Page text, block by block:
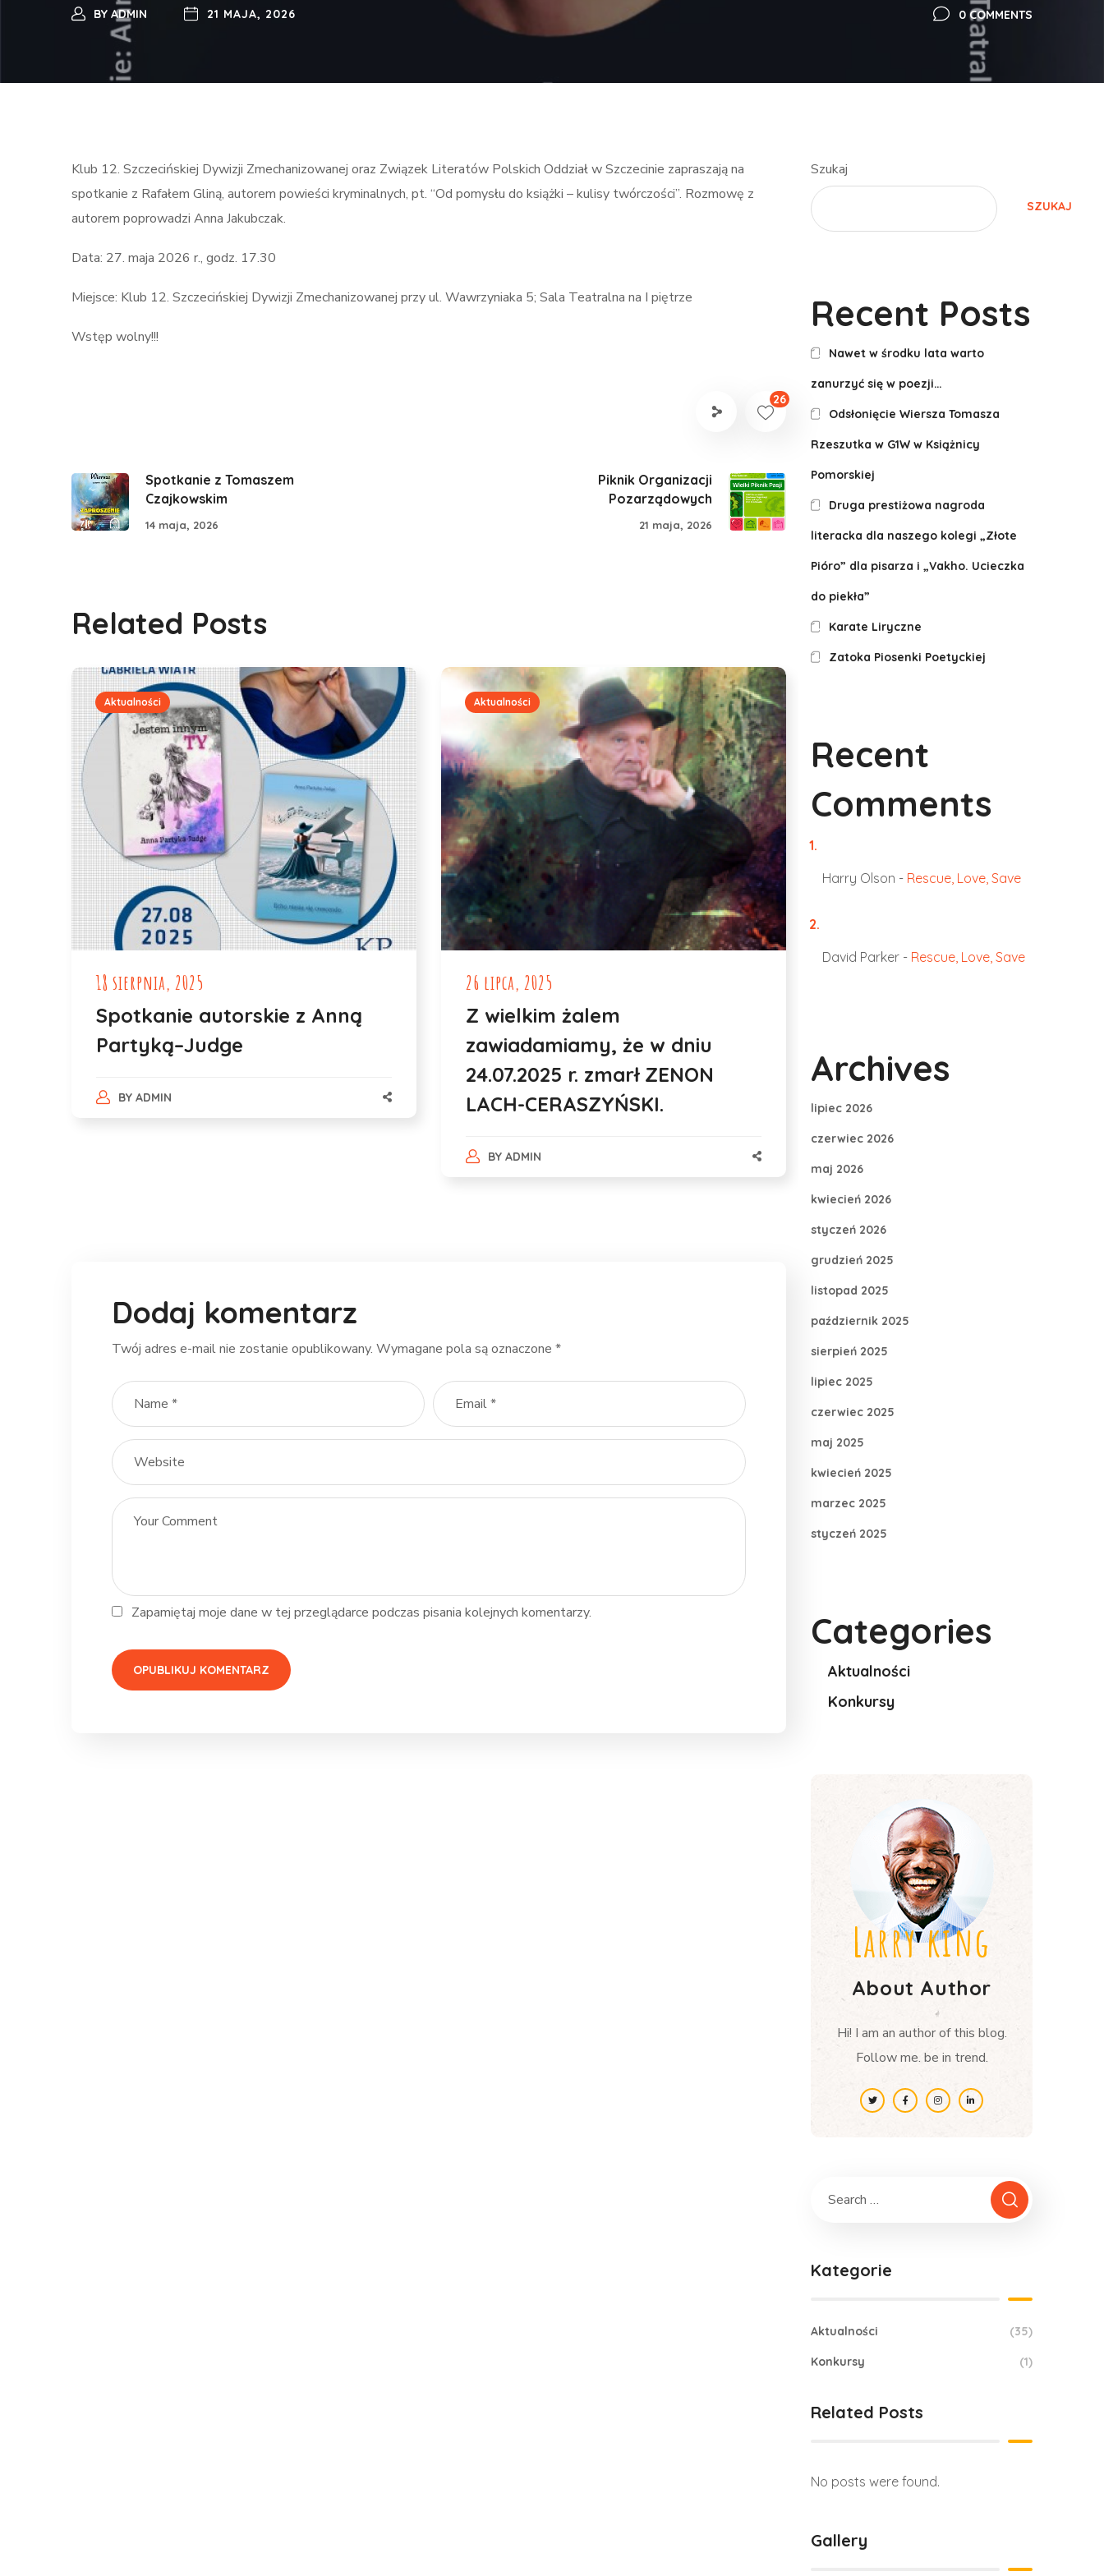
BY ADMIN 21 MAJA, 2026 0 COMMENTS
Klub 12. Szczecińskiej Dywizji Zmechanizowanej oraz Związek Literatów Polskich Oddział w Szczecinie zapraszają na
spotkanie z Rafałem Gliną, autorem powieści kryminalnych, pt. “Od pomysłu do książki – kulisy twórczości”. Rozmowę z
autorem poprowadzi Anna Jakubczak.
Data: 27. maja 2026 r., godz. 17.30
Miejsce: Klub 12. Szczecińskiej Dywizji Zmechanizowanej przy ul. Wawrzyniaka 5; Sala Teatralna na I piętrze
Wstęp wolny!!!
26
Spotkanie z Tomaszem
Czajkowskim
14 maja, 2026
Piknik Organizacji
Pozarządowych
21 maja, 2026
Related Posts
Aktualności
18 sierpnia, 2025
Spotkanie autorskie z Anną
Partyką–Judge
BY ADMIN
Aktualności
26 lipca, 2025
Z wielkim żalem
zawiadamiamy, że w dniu
24.07.2025 r. zmarł ZENON
LACH-CERASZYŃSKI.
BY ADMIN
Dodaj komentarz
Twój adres e-mail nie zostanie opublikowany. Wymagane pola są oznaczone *
Zapamiętaj moje dane w tej przeglądarce podczas pisania kolejnych komentarzy.
Szukaj
SZUKAJ
Recent Posts
Nawet w środku lata warto
zanurzyć się w poezji…
Odsłonięcie Wiersza Tomasza
Rzeszutka w G1W w Książnicy
Pomorskiej
Druga prestiżowa nagroda
literacka dla naszego kolegi „Złote
Pióro” dla pisarza i „Vakho. Ucieczka
do piekła”
Karate Liryczne
Zatoka Piosenki Poetyckiej
Recent
Comments
Harry Olson - Rescue, Love, Save
David Parker - Rescue, Love, Save
Archives
lipiec 2026
czerwiec 2026
maj 2026
kwiecień 2026
styczeń 2026
grudzień 2025
listopad 2025
październik 2025
sierpień 2025
lipiec 2025
czerwiec 2025
maj 2025
kwiecień 2025
marzec 2025
styczeń 2025
Categories
Aktualności
Konkursy
Larry king
About Author
Hi! I am an author of this blog.
Follow me. be in trend.
Kategorie
Aktualności (35)
Konkursy (1)
Related Posts
No posts were found.
Gallery